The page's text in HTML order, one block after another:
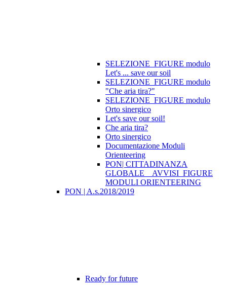
SELEZIONE_FIGURE modulo
Let's ... save our soil
SELEZIONE_FIGURE modulo
"Che aria tira?"
SELEZIONE_FIGURE modulo
Orto sinergico
Let's save our soil!
Che aria tira?
Orto sinergico
Documentazione Moduli
Orienteering
PON| CITTADINANZA
GLOBALE _ AVVISI_FIGURE
MODULI ORIENTEERING
PON | A.s.2018/2019
Ready for future